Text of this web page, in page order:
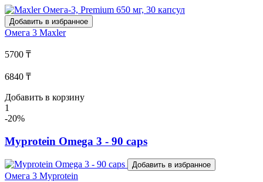
Добавить в избранное
Омега 3 Maxler
5700 ₸
6840 ₸
Добавить в корзину
1
-20%
Myprotein Omega 3 - 90 caps
Добавить в избранное
Омега 3 Myprotein